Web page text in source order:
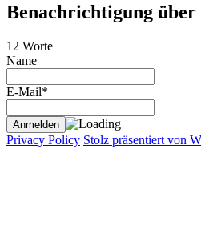
Benachrichtigung
12 Worte
Name
E-Mail*
Privacy Policy Stolz präsentiert von